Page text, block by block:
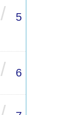
/ 5
/ 6